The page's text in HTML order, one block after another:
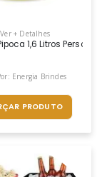
Retrô . Feito Com
Ver + Detalhes
1,6 Litros
Energia Brindes
PRODUTO